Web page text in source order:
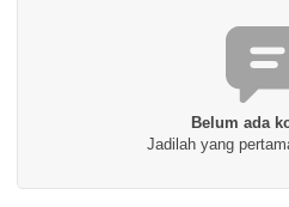
Belum ada
Jadilah yang